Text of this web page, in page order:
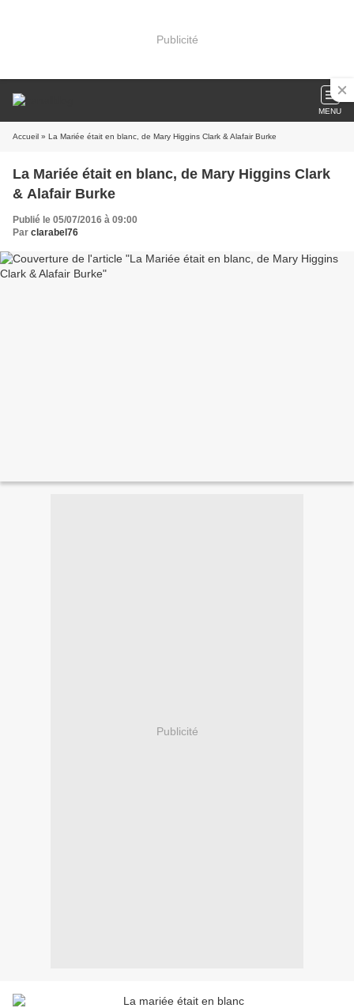
Publicité
MENU
Accueil » La Mariée était en blanc, de Mary Higgins Clark & Alafair Burke
La Mariée était en blanc, de Mary Higgins Clark
& Alafair Burke
Publié le 05/07/2016 à 09:00
Par clarabel76
Publicité